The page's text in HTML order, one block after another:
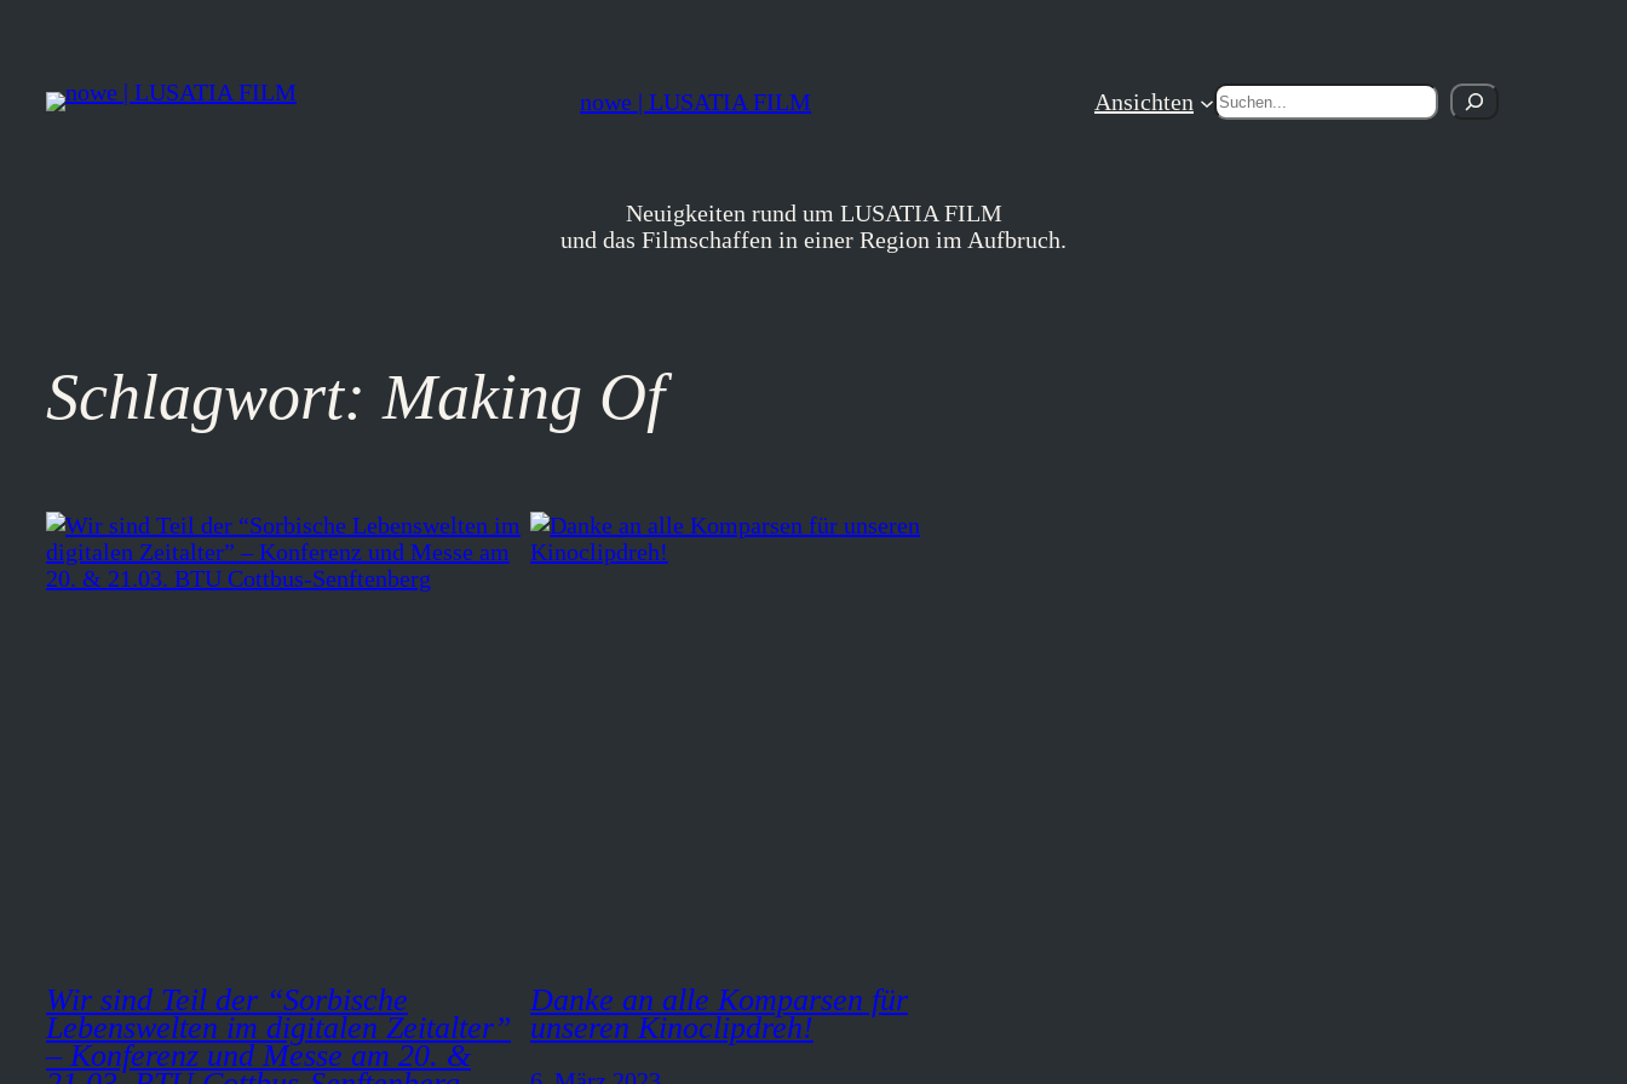
nowe | LUSATIA FILM
Ansichten Suchen
Neuigkeiten rund um LUSATIA FILM
und das Filmschaffen in einer Region im Aufbruch.
Schlagwort:Making Of
Wir sind Teil der “Sorbische
Lebenswelten im digitalen Zeitalter”
– Konferenz und Messe am 20. &
Danke an alle Komparsen für
unseren Kinoclipdreh!